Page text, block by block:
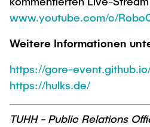
www.youtube.com/c/
Weitere Informationen
https://gore-
https://hulks.de/
TUHH - Public Relations